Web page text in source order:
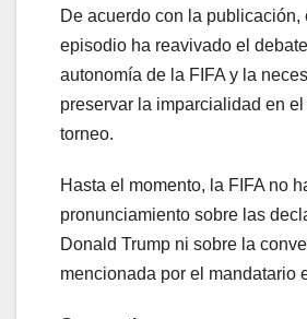
De acuerdo con la publicación,
episodio ha reavivado el
autonomía de la FIFA y la
preservar la imparcialidad en el
torneo.
Hasta el momento, la FIFA no
pronunciamiento sobre las
Donald Trump ni sobre la
mencionada por el mandatario